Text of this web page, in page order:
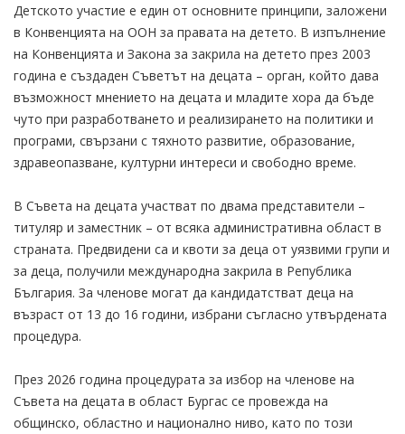
Детското участие е един от основните принципи, заложени
в Конвенцията на ООН за правата на детето. В изпълнение
на Конвенцията и Закона за закрила на детето през 2003
година е създаден Съветът на децата – орган, който дава
възможност мнението на децата и младите хора да бъде
чуто при разработването и реализирането на политики и
програми, свързани с тяхното развитие, образование,
здравеопазване, културни интереси и свободно време.
В Съвета на децата участват по двама представители –
титуляр и заместник – от всяка административна област в
страната. Предвидени са и квоти за деца от уязвими групи и
за деца, получили международна закрила в Република
България. За членове могат да кандидатстват деца на
възраст от 13 до 16 години, избрани съгласно утвърдената
процедура.
През 2026 година процедурата за избор на членове на
Съвета на децата в област Бургас се провежда на
общинско, областно и национално ниво, като по този